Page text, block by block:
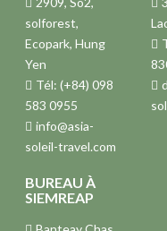
solforest,
Ecopark, Hung
Yen
Tél: (+84) 098
583 0955
info@asia-
soleil-travel.com
BUREAU À
SIEMREAP